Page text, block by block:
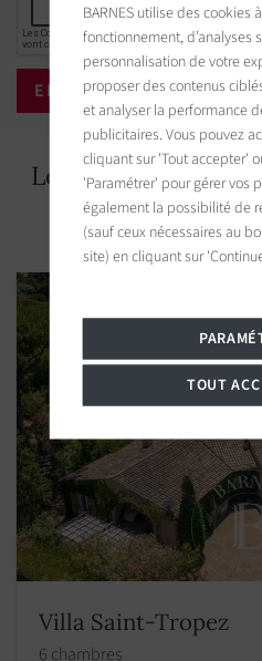
Les biens
Villa Saint-Tropez
6 chambres
BARNES utilise des cookies
fonctionnement, d’analyses
personnalisation de votre
proposer des contenus
et analyser la performance
publicitaires. Vous pouvez
cliquant sur 'Tout accepter'
'Paramétrer' pour gérer vos
également la possibilité de
(sauf ceux nécessaires au
site) en cliquant sur
TOUT